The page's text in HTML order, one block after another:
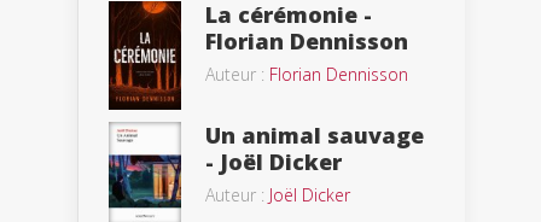
La cérémonie -
Florian Dennisson
Auteur : Florian Dennisson
Un animal sauvage
- Joël Dicker
Auteur : Joël Dicker